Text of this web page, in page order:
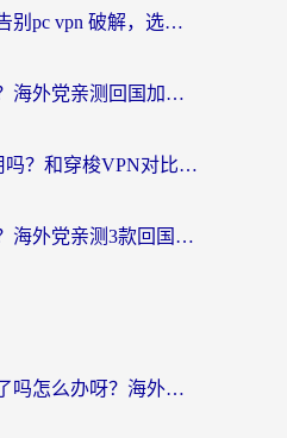
海外党避坑指南：告别pc vpn 破解，选对回国加速器轻松访问国内资源
穿梭和海龟哪个好？海外党亲测回国加速器，附电脑免费VPN推荐
Quickback VPN好用吗？和穿梭VPN对比哪个回国效果更好？海外党必看的真实测评与选择指南
穿梭和快喵好用吗？海外党亲测3款回国加速器，附日本回国VPN避坑指南
汽水到国外不能用了吗怎么办呀？海外党追剧看片的救星在这里！